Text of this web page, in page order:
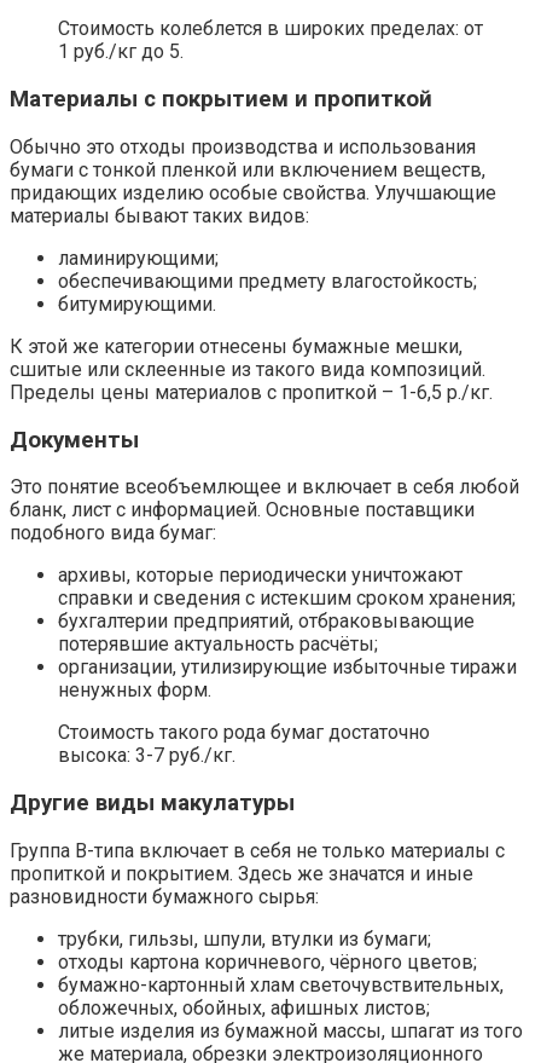
Стоимость колеблется в широких пределах: от
1 руб./кг до 5.
Материалы с покрытием и пропиткой
Обычно это отходы производства и использования
бумаги с тонкой пленкой или включением веществ,
придающих изделию особые свойства. Улучшающие
материалы бывают таких видов:
ламинирующими;
обеспечивающими предмету влагостойкость;
битумирующими.
К этой же категории отнесены бумажные мешки,
сшитые или склеенные из такого вида композиций.
Пределы цены материалов с пропиткой – 1-6,5 р./кг.
Документы
Это понятие всеобъемлющее и включает в себя любой
бланк, лист с информацией. Основные поставщики
подобного вида бумаг:
архивы, которые периодически уничтожают
справки и сведения с истекшим сроком хранения;
бухгалтерии предприятий, отбраковывающие
потерявшие актуальность расчёты;
организации, утилизирующие избыточные тиражи
ненужных форм.
Стоимость такого рода бумаг достаточно
высока: 3-7 руб./кг.
Другие виды макулатуры
Группа В-типа включает в себя не только материалы с
пропиткой и покрытием. Здесь же значатся и иные
разновидности бумажного сырья:
трубки, гильзы, шпули, втулки из бумаги;
отходы картона коричневого, чёрного цветов;
бумажно-картонный хлам светочувствительных,
обложечных, обойных, афишных листов;
литые изделия из бумажной массы, шпагат из того
же материала, обрезки электроизоляционного